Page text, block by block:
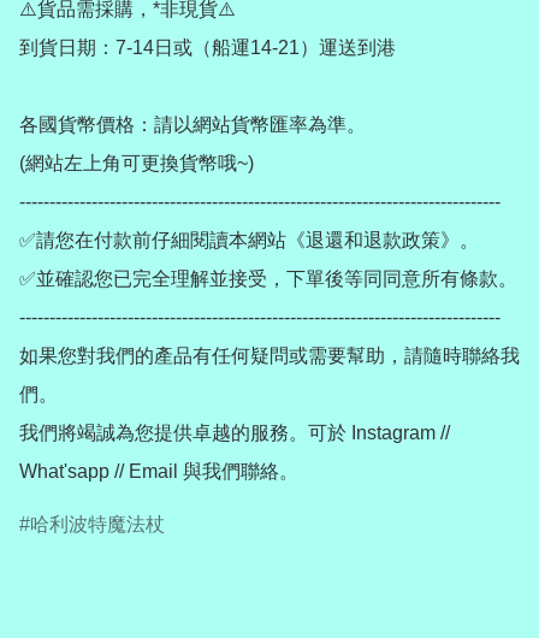
⚠️貨品需採購，*非現貨⚠️
到貨日期：7-14日或（船運14-21）運送到港
各國貨幣價格：請以網站貨幣匯率為準。
(網站左上角可更換貨幣哦~)
--------------------------------------------------------------------------------
✅請您在付款前仔細閱讀本網站《退還和退款政策》。
✅並確認您已完全理解並接受，下單後等同同意所有條款。
--------------------------------------------------------------------------------
如果您對我們的產品有任何疑問或需要幫助，請隨時聯絡我
們。
我們將竭誠為您提供卓越的服務。可於 Instagram //
哈利波特魔法杖